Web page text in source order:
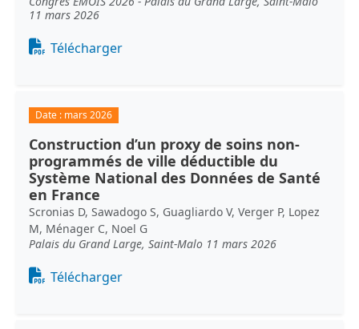
11 mars 2026
Document
Télécharger
Date : mars 2026
Construction d’un proxy de soins non-
programmés de ville déductible du
Système National des Données de Santé
en France
Scronias D, Sawadogo S, Guagliardo V, Verger P, Lopez
M, Ménager C, Noel G
Palais du Grand Large, Saint-Malo 11 mars 2026
Document
Télécharger